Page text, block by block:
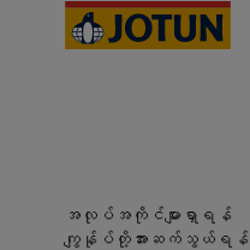
အလုပ်အကိုင်များရှာရန်
ကျွန်ုပ်တို့အားဆက်သွယ်ရန်